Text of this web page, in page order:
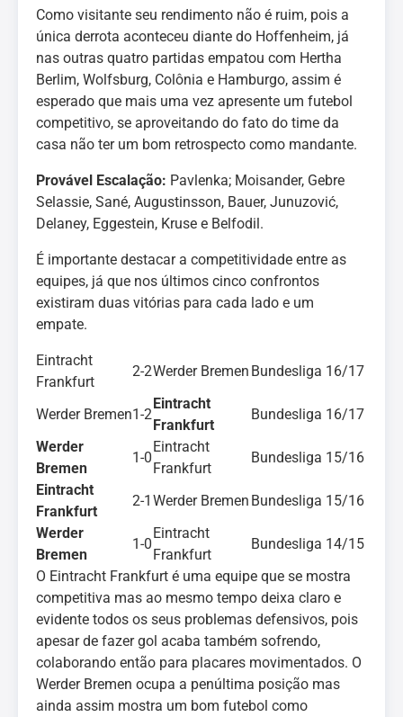
Como visitante seu rendimento não é ruim, pois a
única derrota aconteceu diante do Hoffenheim, já
nas outras quatro partidas empatou com Hertha
Berlim, Wolfsburg, Colônia e Hamburgo, assim é
esperado que mais uma vez apresente um futebol
competitivo, se aproveitando do fato do time da
casa não ter um bom retrospecto como mandante.
Provável Escalação: Pavlenka; Moisander, Gebre
Selassie, Sané, Augustinsson, Bauer, Junuzović,
Delaney, Eggestein, Kruse e Belfodil.
É importante destacar a competitividade entre as
equipes, já que nos últimos cinco confrontos
existiram duas vitórias para cada lado e um
empate.
Eintracht
Frankfurt
2-2Werder Bremen Bundesliga 16/17
Werder Bremen1-2
Eintracht
Frankfurt
Bundesliga 16/17
Werder
Bremen
1-0
Eintracht
Frankfurt
Bundesliga 15/16
Eintracht
Frankfurt
2-1 Werder Bremen Bundesliga 15/16
Werder
Bremen
1-0
Eintracht
Frankfurt
Bundesliga 14/15
O Eintracht Frankfurt é uma equipe que se mostra
competitiva mas ao mesmo tempo deixa claro e
evidente todos os seus problemas defensivos, pois
apesar de fazer gol acaba também sofrendo,
colaborando então para placares movimentados. O
Werder Bremen ocupa a penúltima posição mas
ainda assim mostra um bom futebol como